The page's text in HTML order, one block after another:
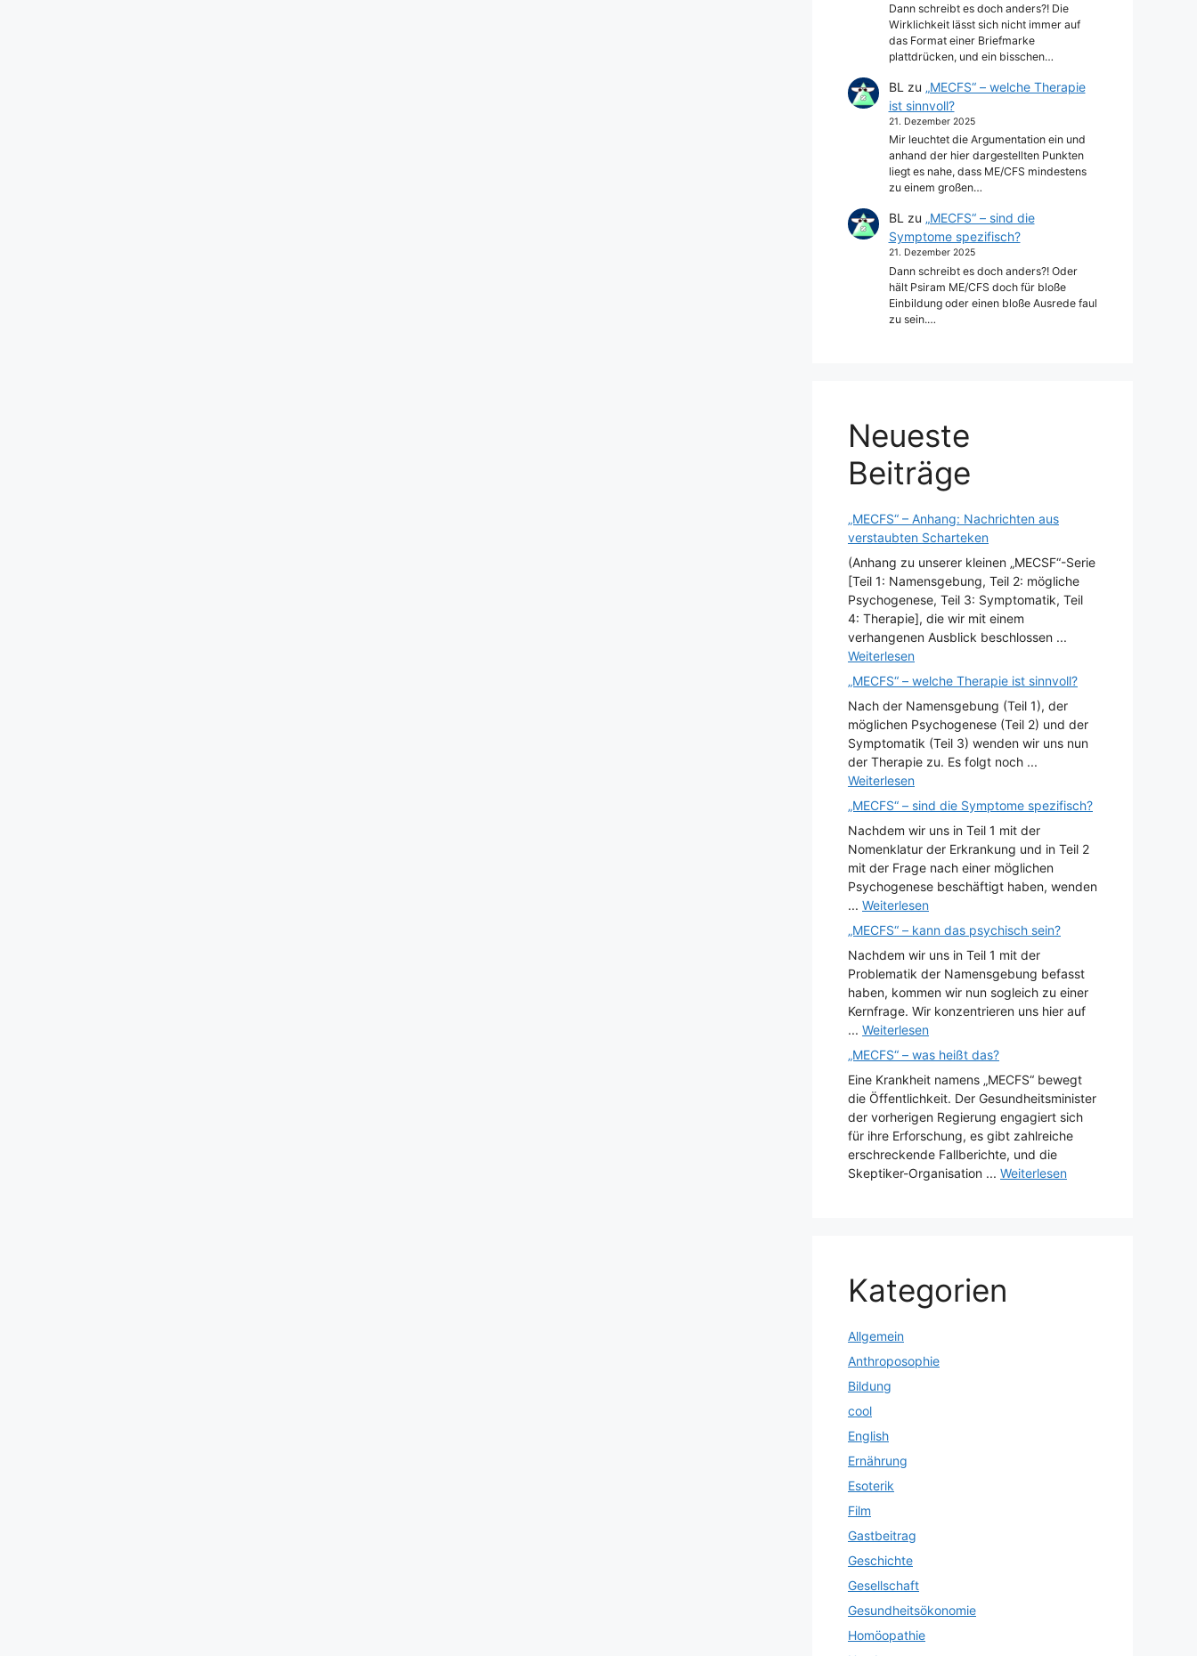
Dann schreibt es doch anders?! Die
Wirklichkeit lässt sich nicht immer auf
das Format einer Briefmarke
plattdrücken, und ein bisschen…
BL zu „MECFS“ – welche Therapie
ist sinnvoll?
21. Dezember 2025
Mir leuchtet die Argumentation ein und
anhand der hier dargestellten Punkten
liegt es nahe, dass ME/CFS mindestens
zu einem großen…
BL zu „MECFS“ – sind die
Symptome spezifisch?
21. Dezember 2025
Dann schreibt es doch anders?! Oder
hält Psiram ME/CFS doch für bloße
Einbildung oder einen bloße Ausrede faul
zu sein.…
Neueste
Beiträge
„MECFS“ – Anhang: Nachrichten aus
verstaubten Scharteken
(Anhang zu unserer kleinen „MECSF“-Serie
[Teil 1: Namensgebung, Teil 2: mögliche
Psychogenese, Teil 3: Symptomatik, Teil
4: Therapie], die wir mit einem
verhangenen Ausblick beschlossen ...
Weiterlesen
„MECFS“ – welche Therapie ist sinnvoll?
Nach der Namensgebung (Teil 1), der
möglichen Psychogenese (Teil 2) und der
Symptomatik (Teil 3) wenden wir uns nun
der Therapie zu. Es folgt noch ...
Weiterlesen
„MECFS“ – sind die Symptome spezifisch?
Nachdem wir uns in Teil 1 mit der
Nomenklatur der Erkrankung und in Teil 2
mit der Frage nach einer möglichen
Psychogenese beschäftigt haben, wenden
... Weiterlesen
„MECFS“ – kann das psychisch sein?
Nachdem wir uns in Teil 1 mit der
Problematik der Namensgebung befasst
haben, kommen wir nun sogleich zu einer
Kernfrage. Wir konzentrieren uns hier auf
... Weiterlesen
„MECFS“ – was heißt das?
Eine Krankheit namens „MECFS“ bewegt
die Öffentlichkeit. Der Gesundheitsminister
der vorherigen Regierung engagiert sich
für ihre Erforschung, es gibt zahlreiche
erschreckende Fallberichte, und die
Skeptiker-Organisation ... Weiterlesen
Kategorien
Allgemein
Anthroposophie
Bildung
cool
English
Ernährung
Esoterik
Film
Gastbeitrag
Geschichte
Gesellschaft
Gesundheitsökonomie
Homöopathie